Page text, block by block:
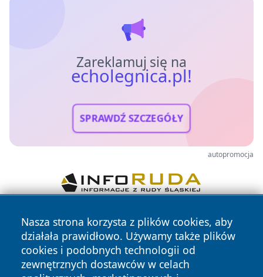
Zareklamuj się na
echolegnica.pl!
SPRAWDŹ SZCZEGÓŁY
autopromocja
Nasza strona korzysta z plików cookies, aby
działała prawidłowo. Używamy także plików
cookies i podobnych technologii od
zewnętrznych dostawców w celach